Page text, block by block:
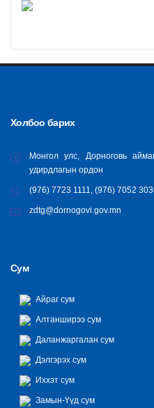
Холбоо барих
Монгол улс, Дорноговь
удирдлагын ордон
(976) 7723 1111, (976) 7052
zdtg@dornogovi.gov.mn
Сум
Айраг сум
Алтанширээ сум
Даланжаргалан сум
Дэлгэрэх сум
Иххэт сум
Замын-Үүд сум